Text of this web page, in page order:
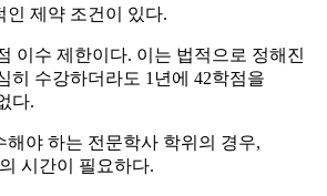
인 제약 조건이 있다.
이수 제한이다. 이는 법적으로 정해진
히 수강하더라도 1년에 42학점을
다.
해야 하는 전문학사 학위의 경우,
시간이 필요하다.